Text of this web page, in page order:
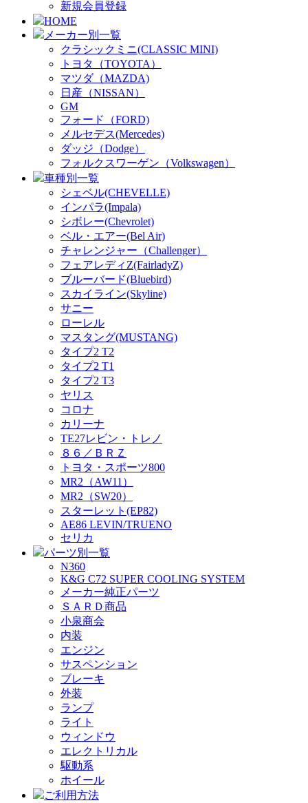
新規会員登録
HOME
メーカー別一覧
クラシックミニ(CLASSIC MINI)
トヨタ（TOYOTA）
マツダ（MAZDA)
日産（NISSAN）
GM
フォード（FORD)
メルセデス(Mercedes)
ダッジ（Dodge）
フォルクスワーゲン（Volkswagen）
車種別一覧
シェベル(CHEVELLE)
インパラ(Impala)
シボレー(Chevrolet)
ベル・エアー(Bel Air)
チャレンジャー（Challenger）
フェアレディZ(FairladyZ)
ブルーバード(Bluebird)
スカイライン(Skyline)
サニー
ローレル
マスタング(MUSTANG)
タイプ2 T2
タイプ2 T1
タイプ2 T3
ヤリス
コロナ
カリーナ
TE27レビン・トレノ
８６／ＢＲＺ
トヨタ・スポーツ800
MR2（AW11）
MR2（SW20）
スターレット(EP82)
AE86 LEVIN/TRUENO
セリカ
パーツ別一覧
N360
K&G C72 SUPER COOLING SYSTEM
メーカー純正パーツ
ＳＡＲＤ商品
小泉商会
内装
エンジン
サスペンション
ブレーキ
外装
ランプ
ライト
ウィンドウ
エレクトリカル
駆動系
ホイール
ご利用方法